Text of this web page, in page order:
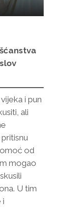
i pun
ali
od
mogao
U tim
i